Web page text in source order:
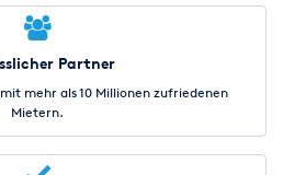
Partner
mehr als 10 Millionen zufriedenen
Mietern.